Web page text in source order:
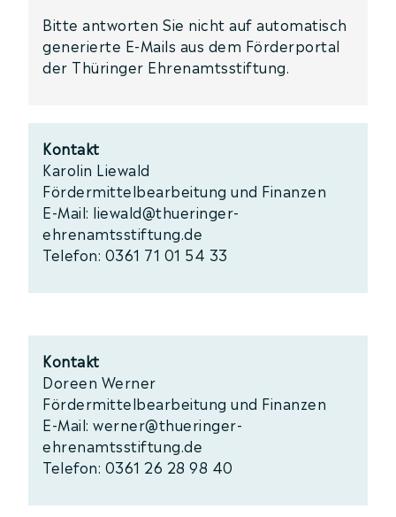
Bitte antworten Sie nicht auf automatisch
generierte E-Mails aus dem Förderportal
der Thüringer Ehrenamtsstiftung.
Kontakt
Karolin Liewald
Fördermittelbearbeitung und Finanzen
E-Mail: liewald@thueringer-
ehrenamtsstiftung.de
Telefon: 0361 71 01 54 33
Kontakt
Doreen Werner
Fördermittelbearbeitung und Finanzen
E-Mail: werner@thueringer-
ehrenamtsstiftung.de
Telefon: 0361 26 28 98 40